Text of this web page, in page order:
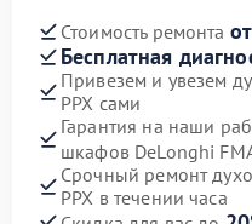
Стоимость ремонта
Бесплатная
Привезем и увезем
PPX сами
Гарантия на наши
шкафов DeLonghi
Срочный ремонт
PPX в течении часа